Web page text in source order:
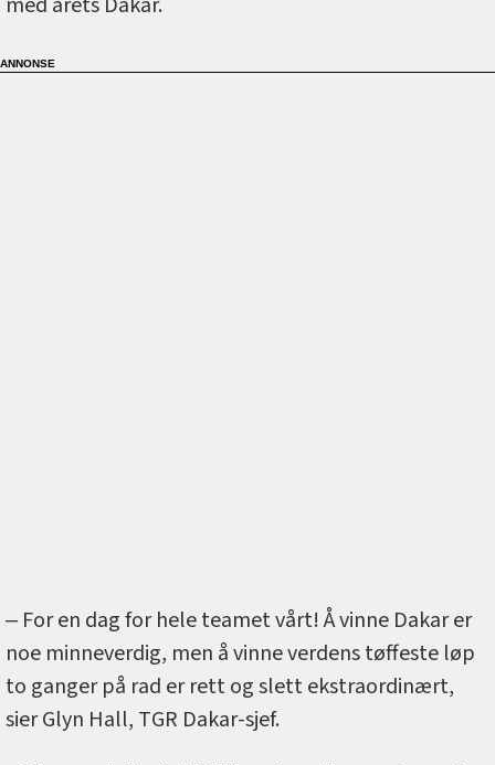
‒ For en dag for hele teamet vårt! Å vinne Dakar er
noe minneverdig, men å vinne verdens tøffeste løp
to ganger på rad er rett og slett ekstraordinært,
sier Glyn Hall, TGR Dakar-sjef.